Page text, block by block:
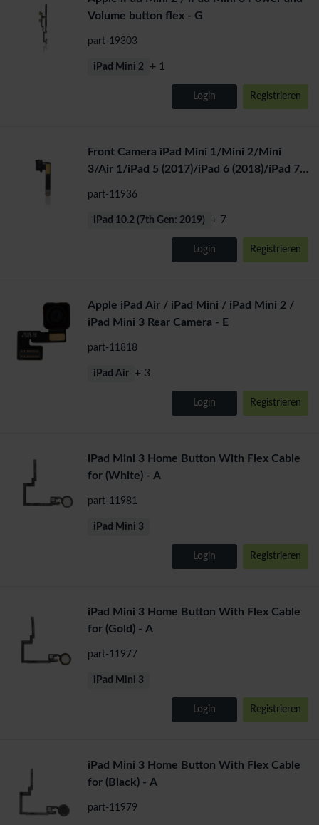
Volume button flex - G
part-19303
iPad Mini 2 + 1
Login Registrieren
Front Camera iPad Mini 1/Mini 2/Mini
3/Air 1/iPad 5 (2017)/iPad 6 (2018)/iPad 7
part-11936
iPad 10.2 (7th Gen: 2019) + 7
Login Registrieren
Apple iPad Air / iPad Mini / iPad Mini 2 /
iPad Mini 3 Rear Camera - E
part-11818
iPad Air + 3
Login Registrieren
iPad Mini 3 Home Button With Flex Cable
for (White) - A
part-11981
iPad Mini 3
Login Registrieren
iPad Mini 3 Home Button With Flex Cable
for (Gold) - A
part-11977
iPad Mini 3
Login Registrieren
iPad Mini 3 Home Button With Flex Cable
for (Black) - A
part-11979